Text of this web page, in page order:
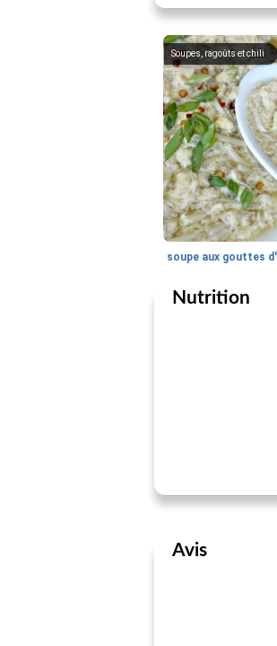
Soupes, ragoûts et chili
soupe aux gouttes
Nutrition
Avis